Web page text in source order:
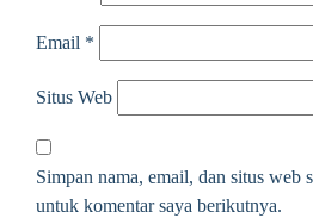
Email *
Situs Web
Simpan nama, email, dan situs web
untuk komentar saya berikutnya.